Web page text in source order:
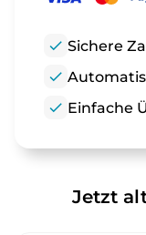
check Sichere
check
check Einfache
Jetzt